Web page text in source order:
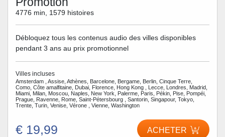
4776 min, 1579 histoires
Débloquez tous les contenus audio des villes disponibles
pendant 3 ans au prix promotionnel
Villes incluses
Amsterdam , Assise, Athènes, Barcelone, Bergame, Berlin, Cinque Terre,
Como, Côte amalfitaine, Dubai, Florence, Hong Kong , Lecce, Londres, Madrid,
Miami, Milan, Moscou, Naples, New York, Palerme, Paris, Pékin, Pise, Pompéi,
Prague, Ravenne, Rome, Saint-Pétersbourg , Santorin, Singapour, Tokyo,
Trente, Turin, Venise, Vérone , Vienne, Washington
€ 19,99 ACHETER